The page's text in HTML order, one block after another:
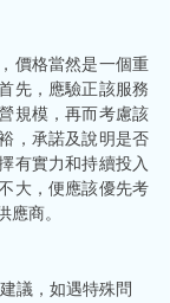
價格當然是一個重
先，應驗正該服務
規模，再而考慮該
，承諾及說明是否
有實力和持續投入
大，便應該優先考
商。
議，如遇特殊問